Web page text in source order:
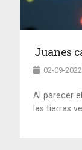
Juanes
02-09-
Al parecer
las tierras